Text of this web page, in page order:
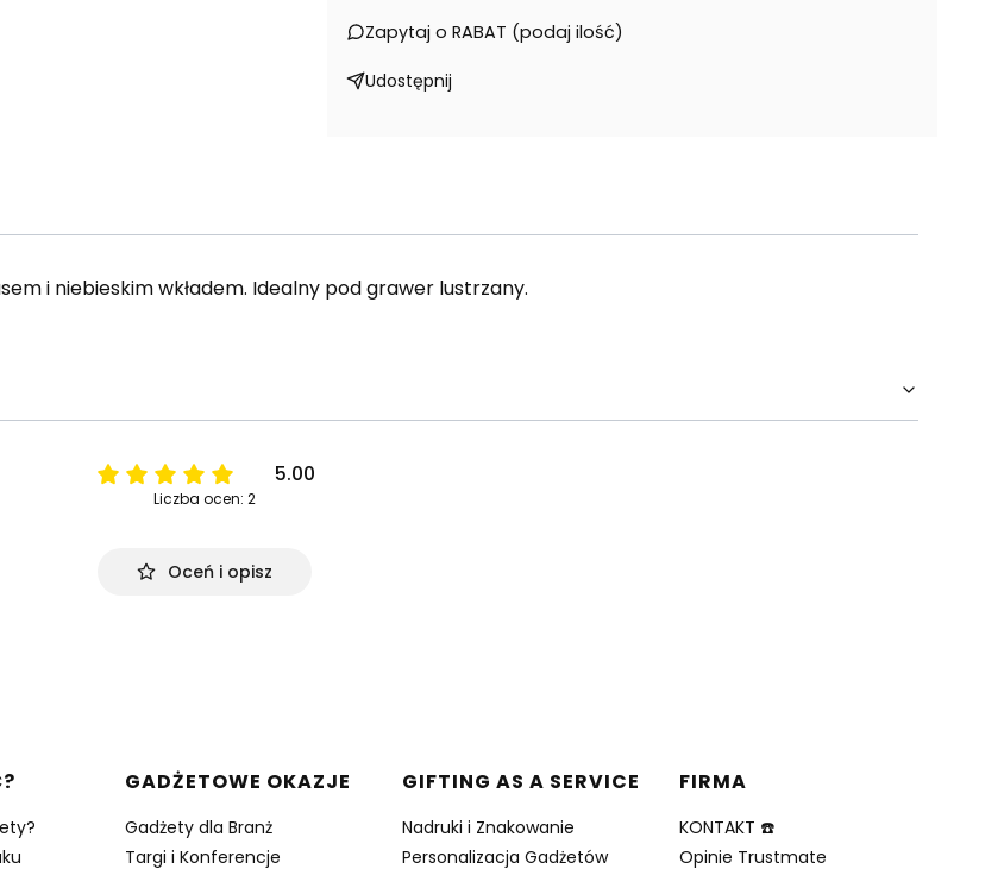
Zapytaj o RABAT (podaj ilość)
Udostępnij
i niebieskim wkładem. Idealny pod grawer lustrzany.
5.00
Liczba ocen: 2
Oceń i opisz
GADŻETOWE OKAZJE
Gadżety dla Branż
Targi i Konferencje
GIFTING AS A SERVICE
Nadruki i Znakowanie
Personalizacja Gadżetów
FIRMA
KONTAKT ☎️
Opinie Trustmate